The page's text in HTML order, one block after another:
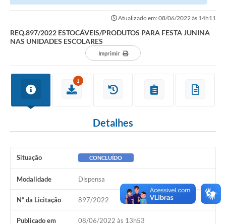
Transparência
Leis Municipais
Legislação
Carta de Serviços
Galeria de Fotos
Atualizado em: 08/06/2022 às 14h11
REQ.897/2022 ESTOCÁVEIS/PRODUTOS PARA FESTA JUNINA
NAS UNIDADES ESCOLARES
Imprimir
1
Detalhes
Situação CONCLUÍDO
Modalidade Dispensa
Nº da Licitação 897/2022
Publicado em 08/06/2022 às 13h53